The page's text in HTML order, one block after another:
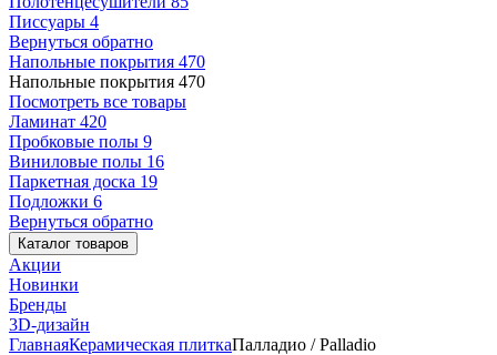
Писсуары 4
Вернуться обратно
Напольные покрытия 470
Напольные покрытия 470
Посмотреть все товары
Ламинат 420
Пробковые полы 9
Виниловые полы 16
Паркетная доска 19
Подложки 6
Вернуться обратно
Каталог товаров
Акции
Новинки
Бренды
3D-дизайн
ГлавнаяКерамическая плиткаПалладио / Palladio